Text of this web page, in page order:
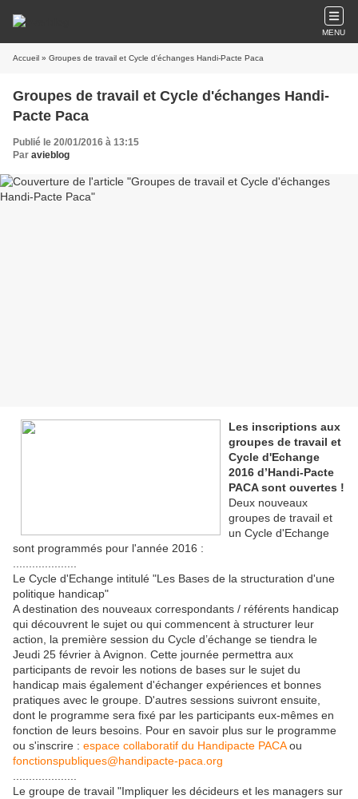
MENU
Accueil » Groupes de travail et Cycle d'échanges Handi-Pacte Paca
Groupes de travail et Cycle d'échanges Handi-
Pacte Paca
Publié le 20/01/2016 à 13:15
Par avieblog
Les inscriptions aux
groupes de travail et
Cycle d'Echange
2016 d’Handi-Pacte
PACA sont ouvertes !
Deux nouveaux
groupes de travail et
un Cycle d'Echange
sont programmés pour l'année 2016 :
Le Cycle d'Echange intitulé "Les Bases de la structuration d'une
politique handicap"
A destination des nouveaux correspondants / référents handicap
qui découvrent le sujet ou qui commencent à structurer leur
action, la première session du Cycle d’échange se tiendra le
Jeudi 25 février à Avignon. Cette journée permettra aux
participants de revoir les notions de bases sur le sujet du
handicap mais également d'échanger expériences et bonnes
pratiques avec le groupe. D'autres sessions suivront ensuite,
dont le programme sera fixé par les participants eux-mêmes en
fonction de leurs besoins. Pour en savoir plus sur le programme
ou s'inscrire : espace collaboratif du Handipacte PACAou
fonctionspubliques@handipacte-paca.org
Le groupe de travail "Impliquer les décideurs et les managers sur